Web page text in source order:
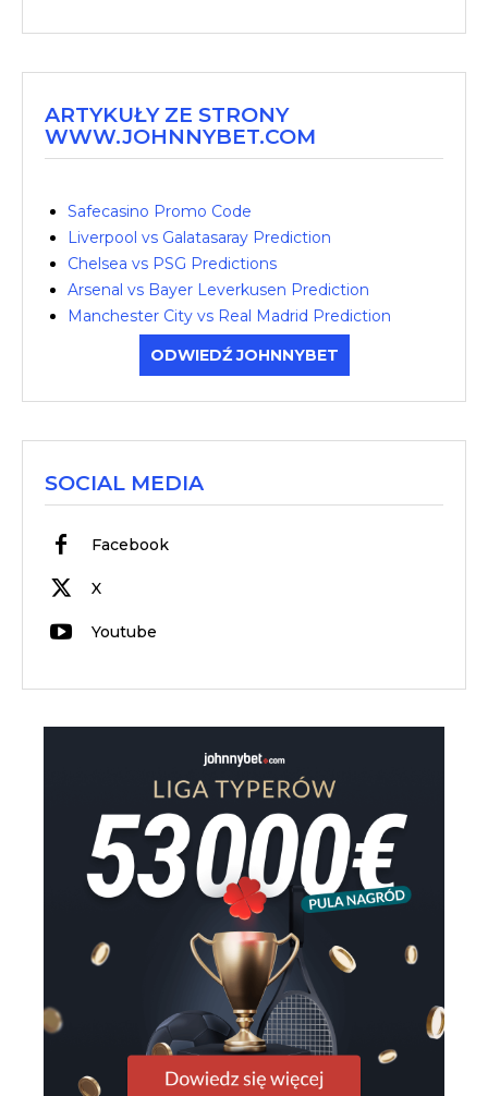
ARTYKUŁY ZE STRONY
WWW.JOHNNYBET.COM
Safecasino Promo Code
Liverpool vs Galatasaray Prediction
Chelsea vs PSG Predictions
Arsenal vs Bayer Leverkusen Prediction
Manchester City vs Real Madrid Prediction
ODWIEDŹ JOHNNYBET
SOCIAL MEDIA
Facebook
X
Youtube